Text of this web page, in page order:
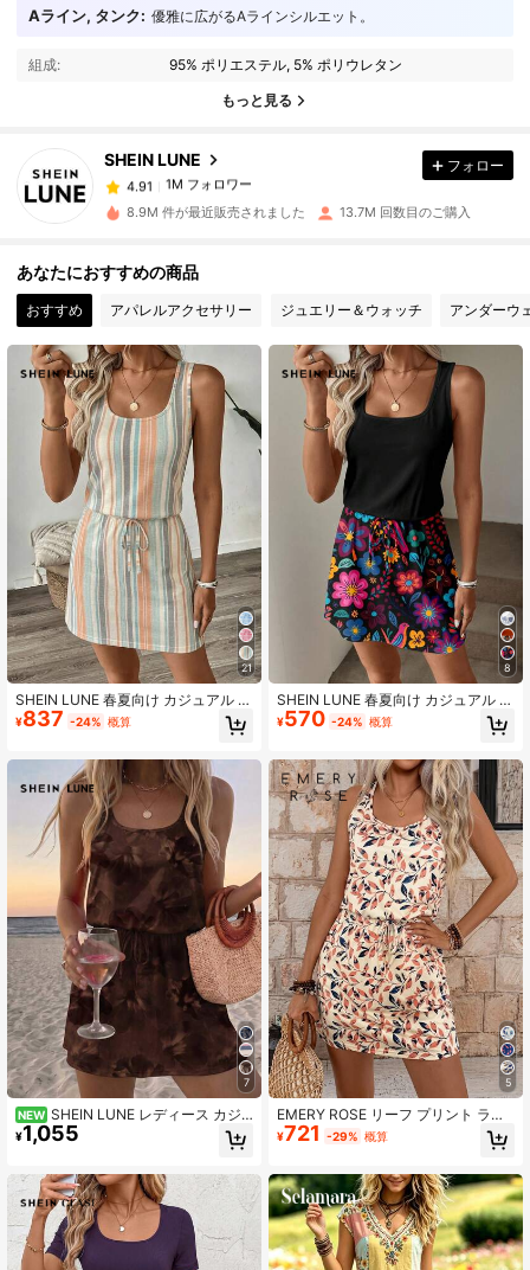
Aライン, タンク: 優雅に広がるAラインシルエット。
組成: 95% ポリエステル, 5% ポリウレタン
もっと見る
SHEIN LUNE
4.91 1M フォロワー
1M フォロワー
8***3 は1日前 に購入しました
4.91 1M フォロワー
4.91 1M フォロワー
4.91 1M フォロワー
4.91 1M フォロワー
1M フォロワー
4.91 1M フォロワー
4.91 1M フォロワー
フォロー
8.9M 件が最近販売されました 13.7M 回数目のご購入
あなたにおすすめの商品
おすすめ アパレルアクセサリー ジュエリー＆ウォッチ アンダーウ
21
SHEIN LUNE 春夏向け カジュアル プ
リントワンピース レディース
¥837 -24% 概算
7
NEW SHEIN LUNE レディース カジ
ュアル プリント ショートドレス、
春/夏に適しています、エレガントな
¥1,055
8
SHEIN LUNE 春夏向け カジュアル プ
リントワンピース レディース
¥570 -24% 概算
5
EMERY ROSE リーフ プリント ラウ
ンドネック ノースリーブ ドロー ス
トリング ウエスト ドレス カジュア
¥721 -29% 概算